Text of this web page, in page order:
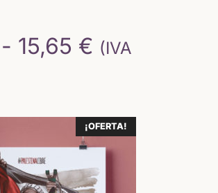
- 15,65 € Rango
precios:
desde
5,64 €
(IVA
¡OFERTA!